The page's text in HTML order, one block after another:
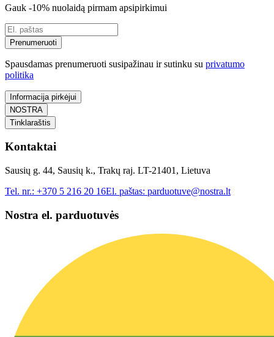
Gauk -10% nuolaidą pirmam apsipirkimui
Prenumeruoti
Spausdamas prenumeruoti susipažinau ir sutinku su privatumo
politika
Informacija pirkėjui
NOSTRA
Tinklaraštis
Kontaktai
Sausių g. 44, Sausių k., Trakų raj. LT-21401, Lietuva
Tel. nr.: +370 5 216 20 16El. paštas: parduotuve@nostra.lt
Nostra el. parduotuvės